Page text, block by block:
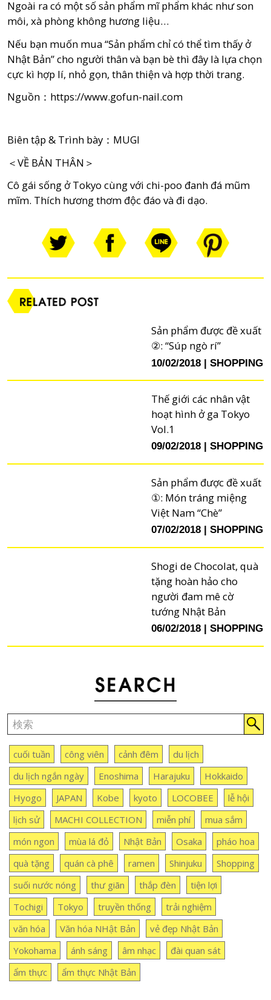
Ngoài ra có một số sản phẩm mĩ phẩm khác như son
môi, xà phòng không hương liệu…
Nếu bạn muốn mua “Sản phẩm chỉ có thể tìm thấy ở
Nhật Bản” cho người thân và bạn bè thì đây là lựa chọn
cực kì hợp lí, nhỏ gọn, thân thiện và hợp thời trang.
Nguồn： https://www.gofun-nail.com
Biên tập & Trình bày：MUGI
＜VỀ BẢN THÂN＞
Cô gái sống ở Tokyo cùng với chi-poo đanh đá mũm
mĩm. Thích hương thơm độc đáo và đi dạo.
Sản phẩm được đề xuất
②: “Súp ngò rí”
10/02/2018 SHOPPING
Thế giới các nhân vật
hoạt hình ở ga Tokyo
Vol.1
09/02/2018 SHOPPING
Sản phẩm được đề xuất
①: Món tráng miệng
Việt Nam “Chè”
07/02/2018 SHOPPING
Shogi de Chocolat, quà
tặng hoàn hảo cho
người đam mê cờ
tướng Nhật Bản
06/02/2018 SHOPPING
cuối tuần công viên cảnh đêm
du lịch
du lịch ngắn ngày
Enoshima Harajuku
Hokkaido
Hyogo
JAPAN Kobe kyoto LOCOBEE
lễ hội
lịch sử
MACHI COLLECTION miễn phí
mua sắm
món ngon
mùa lá đỏ Nhật Bản Osaka
pháo hoa
quà tặng
quán cà phê ramen Shinjuku
Shopping
suối nước nóng
thư giãn thắp đèn
tiện lợi
Tochigi
Tokyo truyền thống
trải nghiệm
văn hóa
Văn hóa NHật Bản
vẻ đẹp Nhật Bản
Yokohama
ánh sáng âm nhạc
đài quan sát
ẩm thực
ẩm thực Nhật Bản